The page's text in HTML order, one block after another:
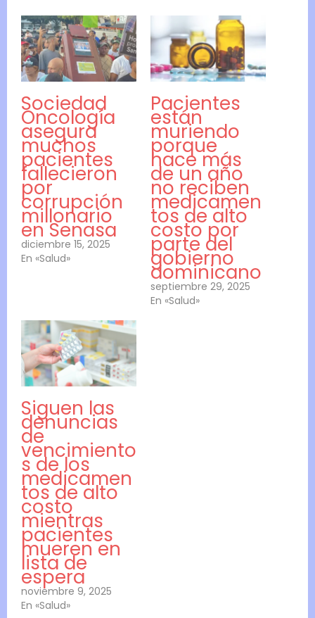
Sociedad
Oncología
asegura
muchos
pacientes
fallecieron
por
corrupción
millonario
en Senasa
diciembre 15, 2025
En «Salud»
Pacientes
están
muriendo
porque
hace más
de un año
no reciben
medicamen
tos de alto
costo por
parte del
gobierno
dominicano
septiembre 29, 2025
En «Salud»
Siguen las
denuncias
de
vencimiento
s de los
medicamen
tos de alto
costo
mientras
pacientes
mueren en
lista de
espera
noviembre 9, 2025
En «Salud»